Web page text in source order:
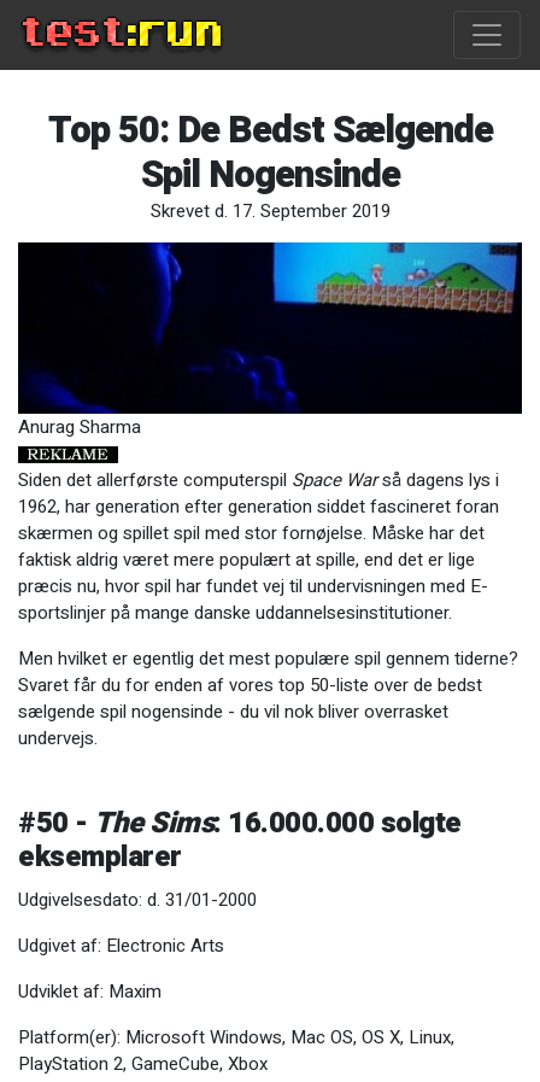
Top 50: De Bedst Sælgende
Spil Nogensinde
Skrevet d. 17. September 2019
Anurag Sharma
Siden det allerførste computerspil Space Warså dagens lys i
1962, har generation efter generation siddet fascineret foran
skærmen og spillet spil med stor fornøjelse. Måske har det
faktisk aldrig været mere populært at spille, end det er lige
præcis nu, hvor spil har fundet vej til undervisningen med E-
sportslinjer på mange danske uddannelsesinstitutioner.
Men hvilket er egentlig det mest populære spil gennem tiderne?
Svaret får du for enden af vores top 50-liste over de bedst
sælgende spil nogensinde - du vil nok bliver overrasket
undervejs.
#50 - The Sims: 16.000.000 solgte
eksemplarer
Udgivelsesdato: d. 31/01-2000
Udgivet af: Electronic Arts
Udviklet af: Maxim
Platform(er): Microsoft Windows, Mac OS, OS X, Linux,
PlayStation 2, GameCube, Xbox